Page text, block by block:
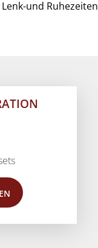
und Ruhezeiten